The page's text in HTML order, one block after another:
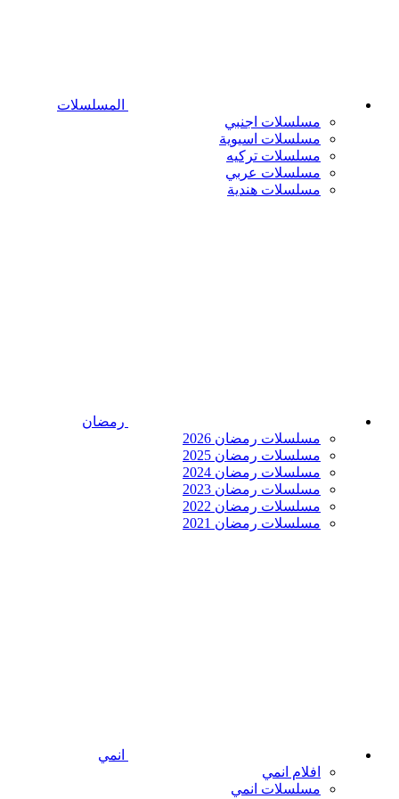
المسلسلات
مسلسلات اجنبي
مسلسلات اسيوية
مسلسلات تركيه
مسلسلات عربي
مسلسلات هندية
رمضان
مسلسلات رمضان 2026
مسلسلات رمضان 2025
مسلسلات رمضان 2024
مسلسلات رمضان 2023
مسلسلات رمضان 2022
مسلسلات رمضان 2021
انمي
افلام انمي
مسلسلات انمي